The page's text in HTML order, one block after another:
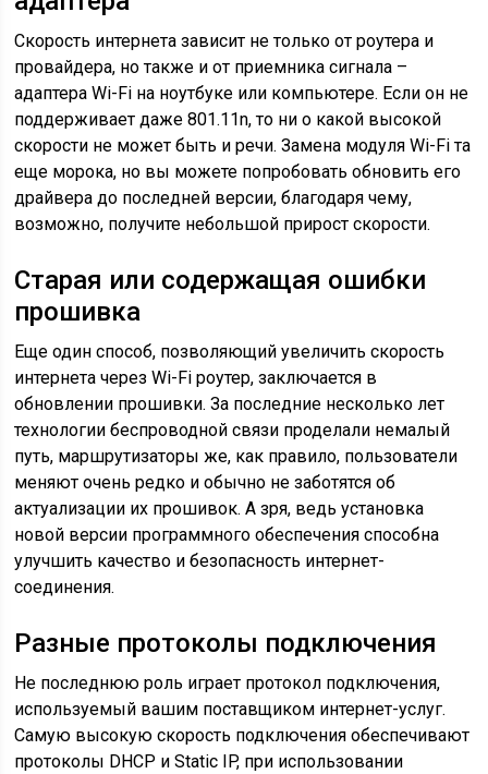
Скорость интернета зависит не только от роутера и
провайдера, но также и от приемника сигнала –
адаптера Wi-Fi на ноутбуке или компьютере. Если он не
поддерживает даже 801.11n, то ни о какой высокой
скорости не может быть и речи. Замена модуля Wi-Fi та
еще морока, но вы можете попробовать обновить его
драйвера до последней версии, благодаря чему,
возможно, получите небольшой прирост скорости.
Старая или содержащая ошибки
прошивка
Еще один способ, позволяющий увеличить скорость
интернета через Wi-Fi роутер, заключается в
обновлении прошивки. За последние несколько лет
технологии беспроводной связи проделали немалый
путь, маршрутизаторы же, как правило, пользователи
меняют очень редко и обычно не заботятся об
актуализации их прошивок. А зря, ведь установка
новой версии программного обеспечения способна
улучшить качество и безопасность интернет-
соединения.
Разные протоколы подключения
Не последнюю роль играет протокол подключения,
используемый вашим поставщиком интернет-услуг.
Самую высокую скорость подключения обеспечивают
протоколы DHCP и Static IP, при использовании